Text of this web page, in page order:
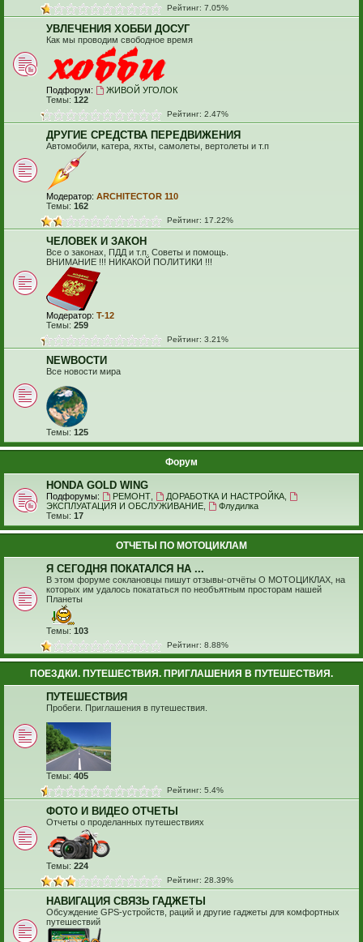
Рейтинг: 7.05%
УВЛЕЧЕНИЯ ХОББИ ДОСУГ
Как мы проводим свободное время
Подфорум:
ЖИВОЙ УГОЛОК
Темы: 122
Рейтинг: 2.47%
ДРУГИЕ СРЕДСТВА ПЕРЕДВИЖЕНИЯ
Автомобили, катера, яхты, самолеты, вертолеты и т.п
Модератор: ARCHITECTOR 110
Темы: 162
Рейтинг: 17.22%
ЧЕЛОВЕК И ЗАКОН
Все о законах, ПДД и т.п. Советы и помощь.
ВНИМАНИЕ !!! НИКАКОЙ ПОЛИТИКИ !!!
Модератор: T-12
Темы: 259
Рейтинг: 3.21%
NEWВОСТИ
Все новости мира
Темы: 125
Форум
HONDA GOLD WING
Подфорумы: РЕМОНТ, ДОРАБОТКА И НАСТРОЙКА,
ЭКСПЛУАТАЦИЯ И ОБСЛУЖИВАНИЕ
Флудилка
Темы: 17
ОТЧЕТЫ ПО МОТОЦИКЛАМ
Я СЕГОДНЯ ПОКАТАЛСЯ НА ...
В этом форуме соклановцы пишут отзывы-отчёты О МОТОЦИКЛАХ, на
которых им удалось покататься по необъятным просторам нашей
Планеты
Темы: 103
Рейтинг: 8.88%
ПОЕЗДКИ. ПУТЕШЕСТВИЯ. ПРИГЛАШЕНИЯ В ПУТЕШЕСТВИЯ.
ПУТЕШЕСТВИЯ
Пробеги. Приглашения в путешествия.
Темы: 405
Рейтинг: 5.4%
ФОТО И ВИДЕО ОТЧЕТЫ
Отчеты о проделанных путешествиях
Темы: 224
Рейтинг: 28.39%
НАВИГАЦИЯ СВЯЗЬ ГАДЖЕТЫ
Обсуждение GPS-устройств, раций и другие гаджеты для комфортных
путешествий